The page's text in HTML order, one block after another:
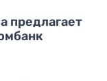
предлагает